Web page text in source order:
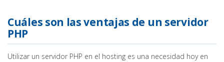
Cuáles son las ventajas de un servidor
PHP
Utilizar un servidor PHP en el hosting es una necesidad hoy en